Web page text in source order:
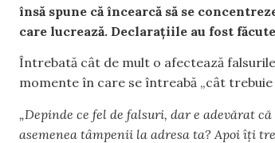
însă spune că încearcă să se
care lucrează. Declarațiile au fost
Întrebată cât de mult o afectează
momente în care se întreabă „cât trebuie
„Depinde ce fel de falsuri, dar e adevărat
asemenea tâmpenii la adresa ta? Apoi îți